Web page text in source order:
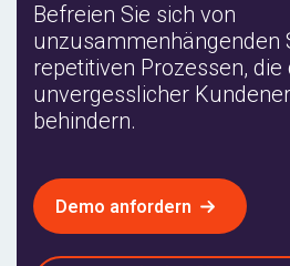
Befreien Sie sich von
unzusammenhängenden
repetitiven Prozessen,
unvergesslicher
behindern.
Demo anfordern